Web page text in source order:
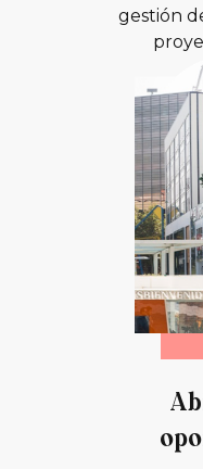
gestión